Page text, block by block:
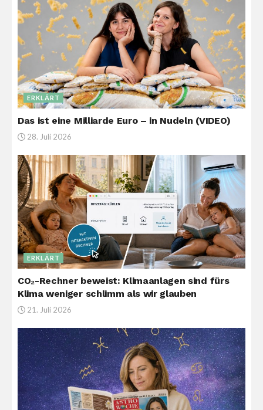
ERKLÄRT
Das ist eine Milliarde Euro – in Nudeln (VIDEO)
28. Juli 2026
ERKLÄRT
CO₂-Rechner beweist: Klimaanlagen sind fürs
Klima weniger schlimm als wir glauben
21. Juli 2026